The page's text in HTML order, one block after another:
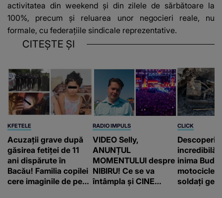
activitatea din weekend și din zilele de sărbătoare la
100%, precum și reluarea unor negocieri reale, nu
formale, cu federațiile sindicale reprezentative.
CITEȘTE ȘI
KFETELE
Acuzații grave după
găsirea fetiței de 11
ani dispărute în
Bacău! Familia copilei
cere imaginile de pe
RADIO IMPULS
VIDEO Selly,
ANUNȚUL
MOMENTULUI despre
NIBIRU! Ce se va
întâmpla și CINE
CLICK
incredibilă
inima
soldați